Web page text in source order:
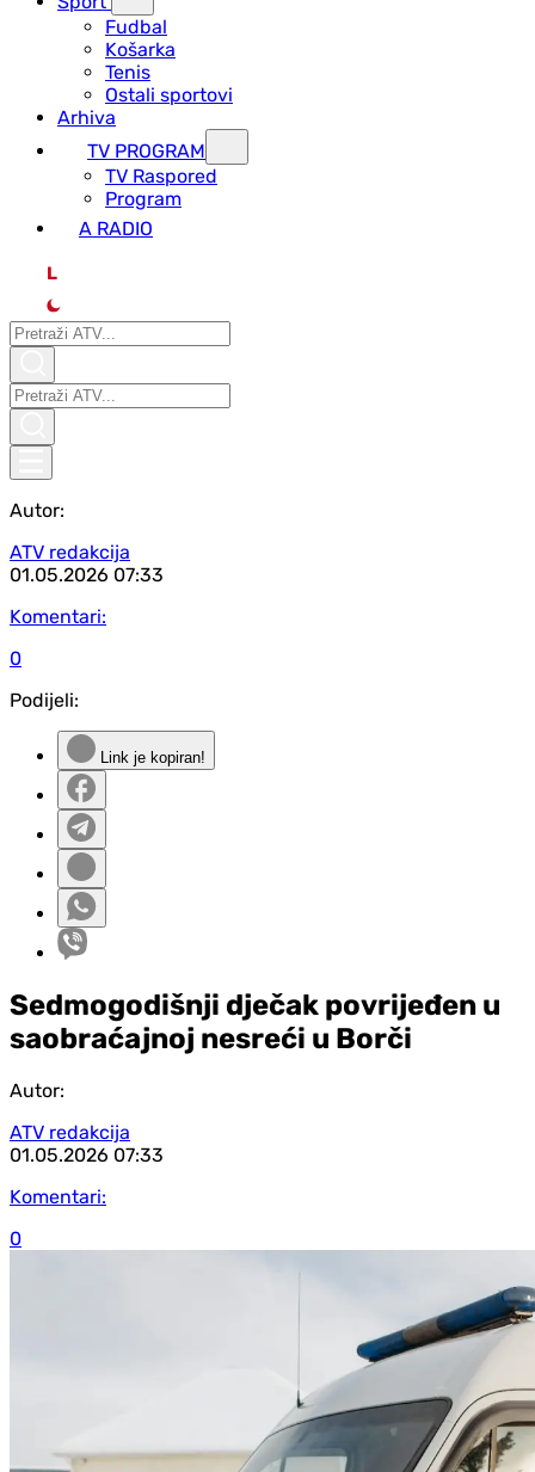
Fudbal
Košarka
Tenis
Ostali sportovi
Arhiva
TV PROGRAM
ТV Raspored
Program
A RADIO
L
Autor:
ATV redakcija
01.05.2026 07:33
Komentari:
0
Podijeli:
Link je kopiran!
Sedmogodišnji dječak povrijeđen u
saobraćajnoj nesreći u Borči
Autor:
ATV redakcija
01.05.2026 07:33
Komentari:
0